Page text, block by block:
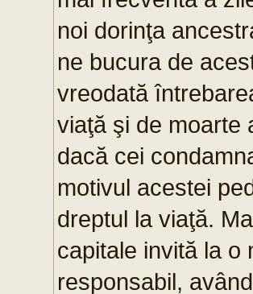
noi dorinţa
ne bucura de
vreodată
viaţă şi de moarte
dacă cei
motivul acestei
dreptul la viaţă.
capitale invită la o
responsabil,